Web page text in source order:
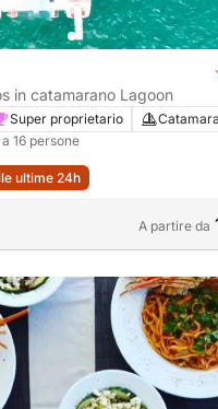
in catamarano Lagoon
Super proprietario
16 persone
ultime 24h
A partire da